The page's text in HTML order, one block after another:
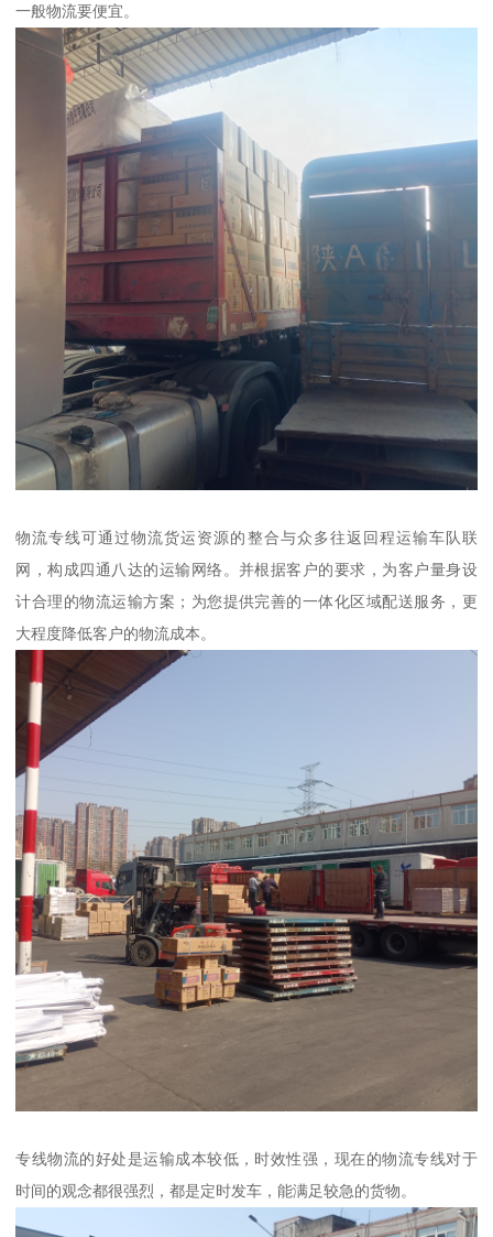
一般物流要便宜。
物流专线可通过物流货运资源的整合与众多往返回程运输车队联
网，构成四通八达的运输网络。并根据客户的要求，为客户量身设
计合理的物流运输方案；为您提供完善的一体化区域配送服务，更
大程度降低客户的物流成本。
专线物流的好处是运输成本较低，时效性强，现在的物流专线对于
时间的观念都很强烈，都是定时发车，能满足较急的货物。